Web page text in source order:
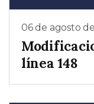
06 de agosto
línea 148